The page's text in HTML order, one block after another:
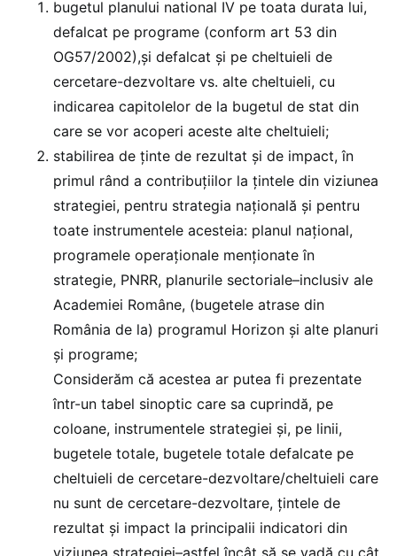
bugetul planului national IV pe toata durata lui,
defalcat pe programe (conform art 53 din
OG57/2002),și defalcat și pe cheltuieli de
cercetare-dezvoltare vs. alte cheltuieli, cu
indicarea capitolelor de la bugetul de stat din
care se vor acoperi aceste alte cheltuieli;
stabilirea de ținte de rezultat și de impact, în
primul rând a contribuțiilor la țintele din viziunea
strategiei, pentru strategia națională și pentru
toate instrumentele acesteia: planul național,
programele operaționale menționate în
strategie, PNRR, planurile sectoriale–inclusiv ale
Academiei Române, (bugetele atrase din
România de la) programul Horizon și alte planuri
și programe;
Considerăm că acestea ar putea fi prezentate
într-un tabel sinoptic care sa cuprindă, pe
coloane, instrumentele strategiei și, pe linii,
bugetele totale, bugetele totale defalcate pe
cheltuieli de cercetare-dezvoltare/cheltuieli care
nu sunt de cercetare-dezvoltare, țintele de
rezultat și impact la principalii indicatori din
viziunea strategiei–astfel încât să se vadă cu cât